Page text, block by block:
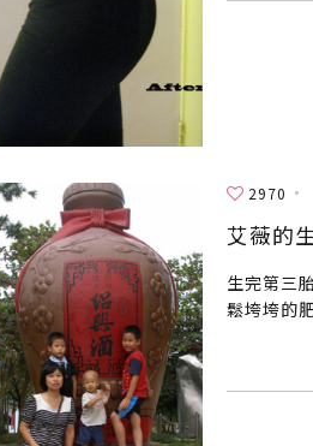
2970
艾薇的
生完第三
鬆垮垮的